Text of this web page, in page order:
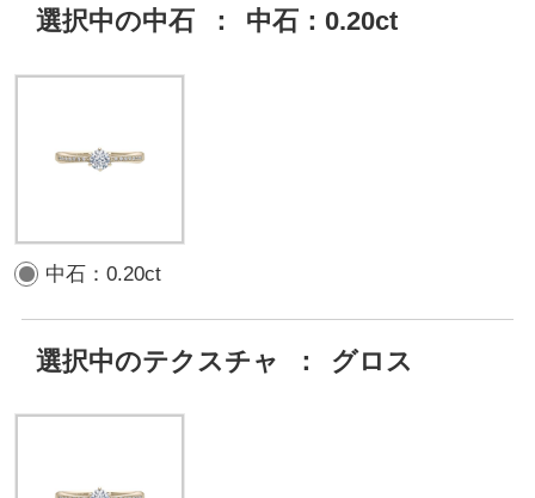
選択中の中石 ： 中石：0.20ct
中石：0.20ct
選択中のテクスチャ ： グロス